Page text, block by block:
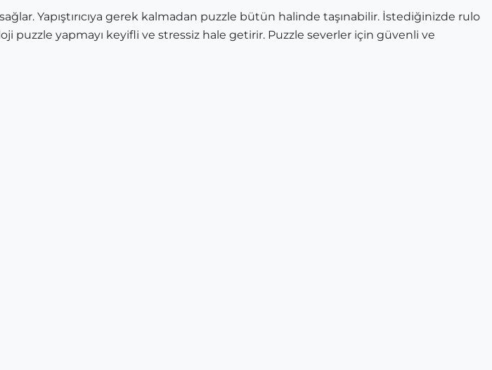
Yapıştırıcıya gerek kalmadan puzzle bütün halinde taşınabilir. İstediğinizde rulo
puzzle yapmayı keyifli ve stressiz hale getirir. Puzzle severler için güvenli ve